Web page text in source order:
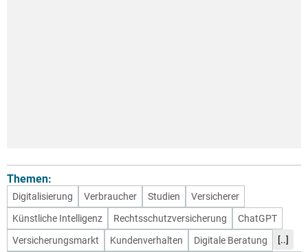
Themen:
Digitalisierung Verbraucher Studien
Versicherer
Künstliche Intelligenz
Rechtsschutzversicherung
ChatGPT
Versicherungsmarkt
Kundenverhalten Digitale Beratung [..]